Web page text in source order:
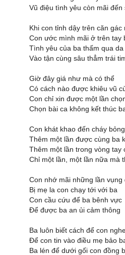
Vũ điệu tình yêu còn mãi đến
Khi con tỉnh dậy trên căn gác
Con ước mình mãi ở trên tay
Tình yêu của ba thấm qua da
Vào tận cùng sâu thẳm trái
Giờ đây giá như mà có thể
Có cách nào được khiêu vũ
Con chỉ xin được một lần
Chọn bài ca không kết thúc
Con khát khao đến cháy
Thêm một lần được cùng ba
Thêm một lần trong vòng tay
Chỉ một lần, một lần nữa mà
Con nhớ mãi những lần vụng
Bị mẹ la con chạy tới với ba
Con cầu cứu để ba bênh vực
Để được ba an ủi cảm thông
Ba luôn biết cách để con
Để con tin vào điều mẹ bảo
Ba lén để dưới gối con đồng